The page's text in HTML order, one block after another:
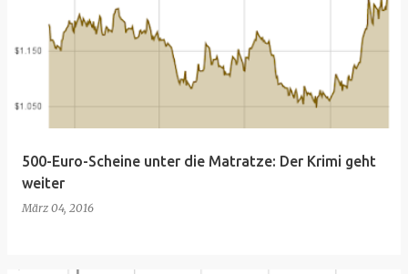
500-Euro-Scheine unter die Matratze: Der Krimi geht
weiter
März 04, 2016